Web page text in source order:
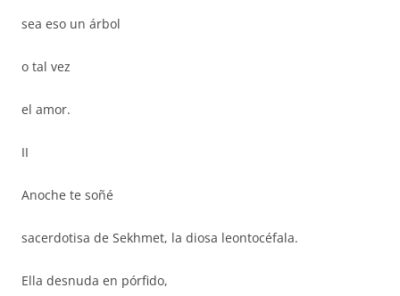
sea eso un árbol
o tal vez
el amor.
II
Anoche te soñé
sacerdotisa de Sekhmet, la diosa leontocéfala.
Ella desnuda en pórfido,